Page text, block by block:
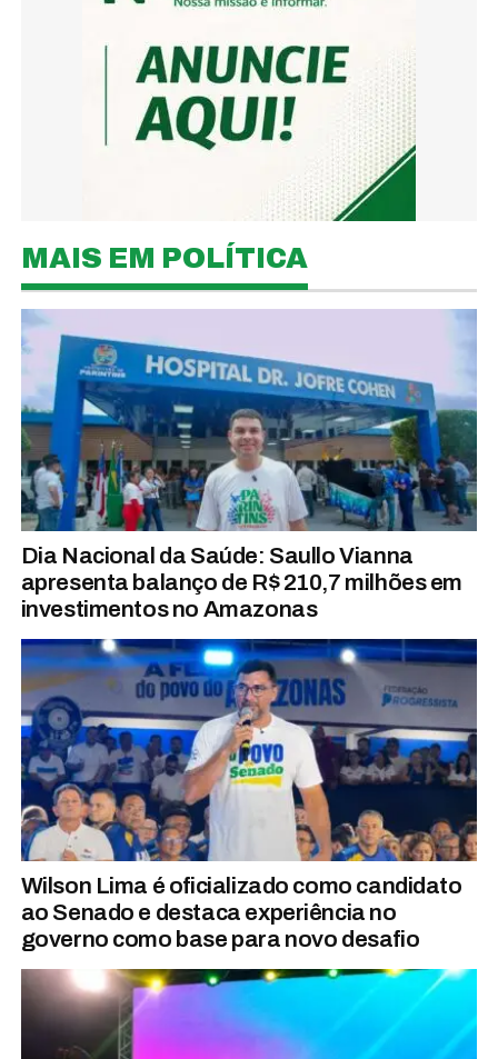
MAIS EM POLÍTICA
Dia Nacional da Saúde: Saullo Vianna
apresenta balanço de R$ 210,7 milhões em
investimentos no Amazonas
Wilson Lima é oficializado como candidato
ao Senado e destaca experiência no
governo como base para novo desafio